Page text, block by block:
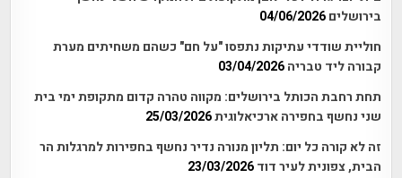
בירושלים 04/06/2026
חוליית שודדי עתיקות נתפסו "על חם" כשהם משחיתים מערת
קבורה ליד טבריה 03/04/2026
תחת רחבת הכותל בירושלים: מקווה טהרה קדום מתקופת ימי בית
שני נחשף בחפירה ארכיאלוגית25/03/2026
זה לא קורה כל יום: תליון מנורה נדיר נחשף בחפירות למרגלות הר
הבית, צפונית לעיר דוד 23/03/2026